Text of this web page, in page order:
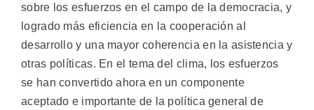
sobre los esfuerzos en el campo de la democracia, y
logrado más eficiencia en la cooperación al
desarrollo y una mayor coherencia en la asistencia y
otras políticas. En el tema del clima, los esfuerzos
se han convertido ahora en un componente
aceptado e importante de la política general de